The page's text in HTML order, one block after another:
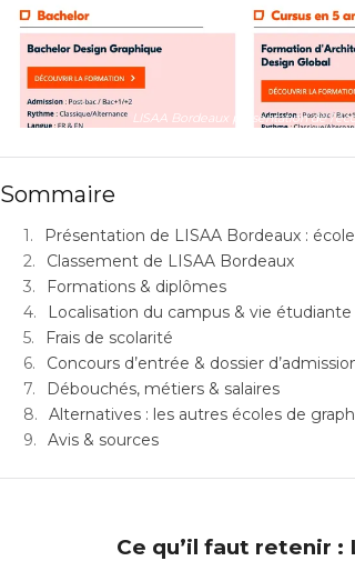
LISAA Bordeaux présentation de
Sommaire
Présentation de LISAA Bordeaux :
Classement de LISAA Bordeaux
Formations & diplômes
Localisation du campus & vie étudiante
Frais de scolarité
Concours d’entrée & dossier
Débouchés, métiers & salaires
Alternatives : les autres écoles de
Avis & sources
Ce qu’il faut retenir :